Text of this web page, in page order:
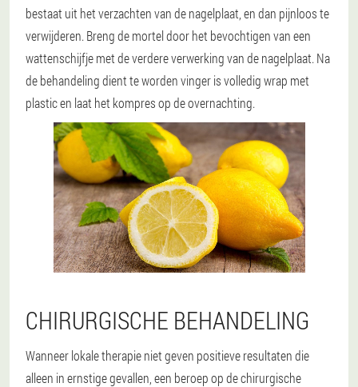
bestaat uit het verzachten van de nagelplaat, en dan pijnloos te
verwijderen. Breng de mortel door het bevochtigen van een
wattenschijfje met de verdere verwerking van de nagelplaat. Na
de behandeling dient te worden vinger is volledig wrap met
plastic en laat het kompres op de overnachting.
CHIRURGISCHE BEHANDELING
Wanneer lokale therapie niet geven positieve resultaten die
alleen in ernstige gevallen, een beroep op de chirurgische